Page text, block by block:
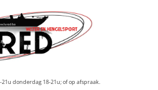
donderdag 18-21u; of op afspraak.